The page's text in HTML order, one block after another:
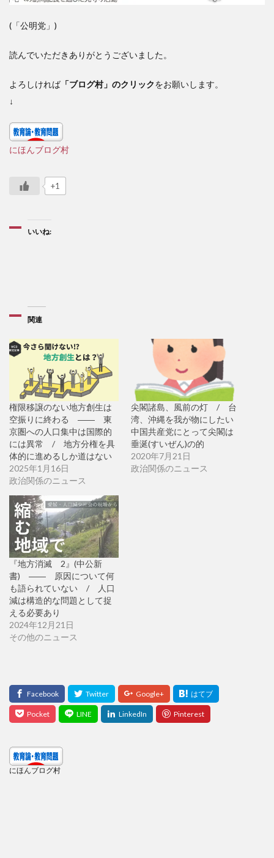
(「公明党」)
読んでいただきありがとうございました。
よろしければ 「ブログ村」のクリックをお願いします。
↓
にほんブログ村
+1
いいね:
関連
権限移譲のない地方創生は
空振りに終わる ―― 東
京圏への人口集中は国際的
には異常 / 地方分権を具
体的に進めるしか道はない
2025年1月16日
政治関係のニュース
尖閣諸島、風前の灯 / 台
湾、沖縄を我が物にしたい
中国共産党にとって尖閣は
垂涎(すいぜん)の的
2020年7月21日
政治関係のニュース
『地方消滅 2』(中公新
書) ―― 原因について何
も語られていない / 人口
減は構造的な問題として捉
える必要あり
2024年12月21日
その他のニュース
にほんブログ村